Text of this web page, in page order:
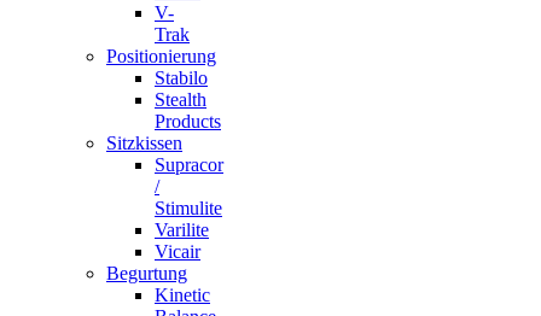
V-
Trak
Positionierung
Stabilo
Stealth
Products
Sitzkissen
Supracor
/
Stimulite
Varilite
Vicair
Begurtung
Kinetic